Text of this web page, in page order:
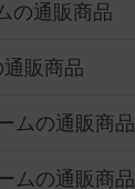
の通販商品
販商品
ムの通販商品
ムの通販商品